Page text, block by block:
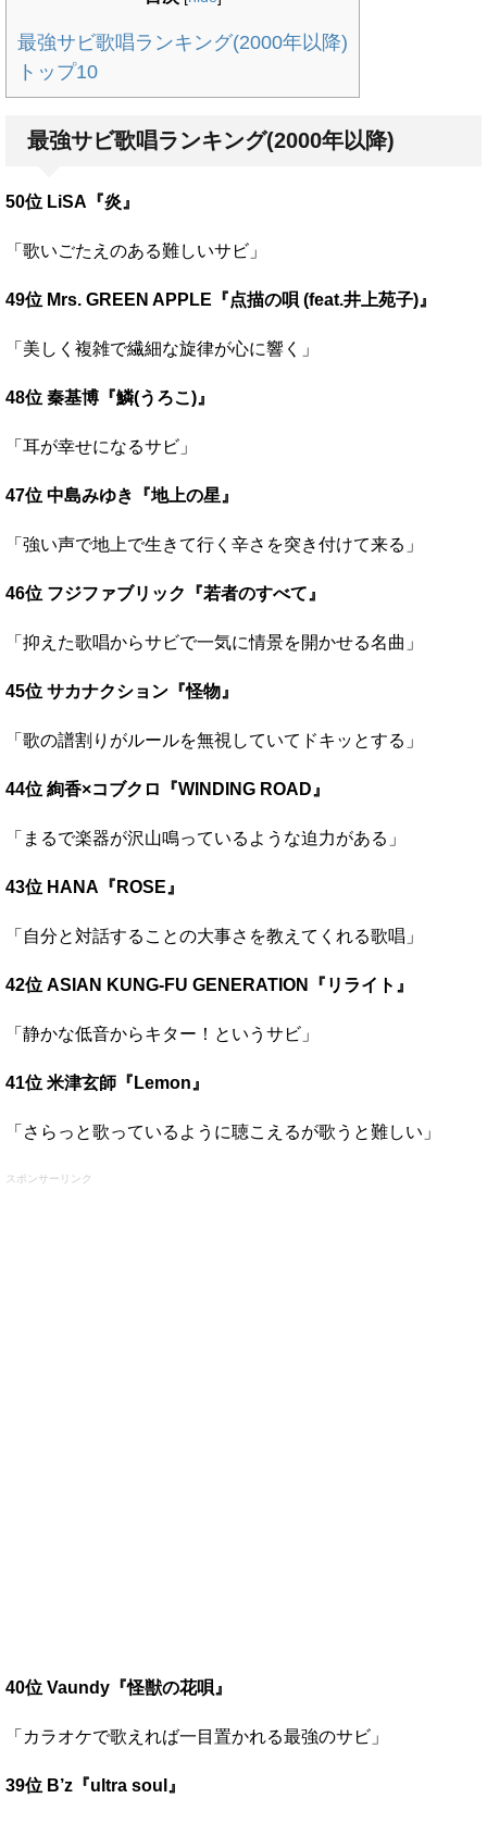
最強サビ歌唱ランキング(2000年以降)
トップ10
最強サビ歌唱ランキング(2000年以降)
50位 LiSA『炎』
「歌いごたえのある難しいサビ」
49位 Mrs. GREEN APPLE『点描の唄 (feat.井上苑子)』
「美しく複雑で繊細な旋律が心に響く」
48位 秦基博『鱗(うろこ)』
「耳が幸せになるサビ」
47位 中島みゆき『地上の星』
「強い声で地上で生きて行く辛さを突き付けて来る」
46位 フジファブリック『若者のすべて』
「抑えた歌唱からサビで一気に情景を開かせる名曲」
45位 サカナクション『怪物』
「歌の譜割りがルールを無視していてドキッとする」
44位 絢香×コブクロ『WINDING ROAD』
「まるで楽器が沢山鳴っているような迫力がある」
43位 HANA『ROSE』
「自分と対話することの大事さを教えてくれる歌唱」
42位 ASIAN KUNG-FU GENERATION『リライト』
「静かな低音からキター！というサビ」
41位 米津玄師『Lemon』
「さらっと歌っているように聴こえるが歌うと難しい」
スポンサーリンク
40位 Vaundy『怪獣の花唄』
「カラオケで歌えれば一目置かれる最強のサビ」
39位 B’z『ultra soul』